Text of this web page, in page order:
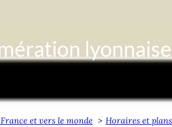
et vers le monde
Horaires et